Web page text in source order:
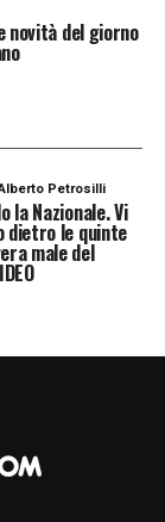
novità del giorno
Petrosilli
la Nazionale. Vi
dietro le quinte
male del